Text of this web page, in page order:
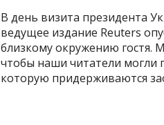
В день визита президента
ведущее издание Reuters
близкому окружению
чтобы наши читатели могли
которую придерживаются